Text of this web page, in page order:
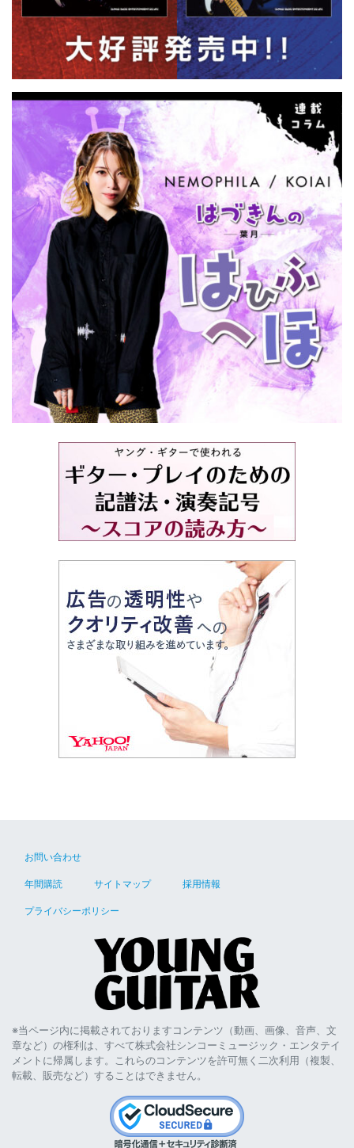
お問い合わせ
年間購読 サイトマップ 採用情報
プライバシーポリシー
※当ページ内に掲載されておりますコンテンツ（動画、画像、音声、文
章など）の権利は、すべて株式会社シンコーミュージック・エンタテイ
メントに帰属します。これらのコンテンツを許可無く二次利用（複製、
転載、販売など）することはできません。